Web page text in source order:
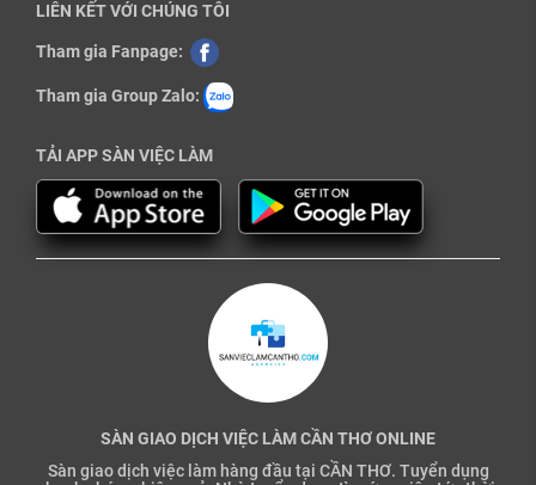
LIÊN KẾT VỚI CHÚNG TÔI
Tham gia Fanpage:
Tham gia Group Zalo:
TẢI APP SÀN VIỆC LÀM
SÀN GIAO DỊCH VIỆC LÀM CẦN THƠ ONLINE
Sàn giao dịch việc làm hàng đầu tại CẦN THƠ. Tuyển dụng